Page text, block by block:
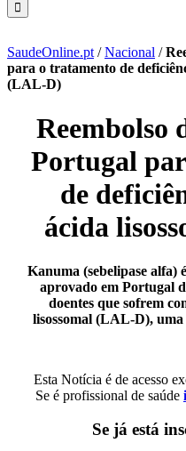
SaudeOnline.pt /Nacional /
para o tratamento de
(LAL-D)
Reembolso
Portugal
de
ácida
Kanuma (sebelipase alfa)
aprovado em Portugal
doentes que sofrem
lisossomal (LAL-D),
Esta Notícia é de acesso
Se é profissional de saúde
Se já está